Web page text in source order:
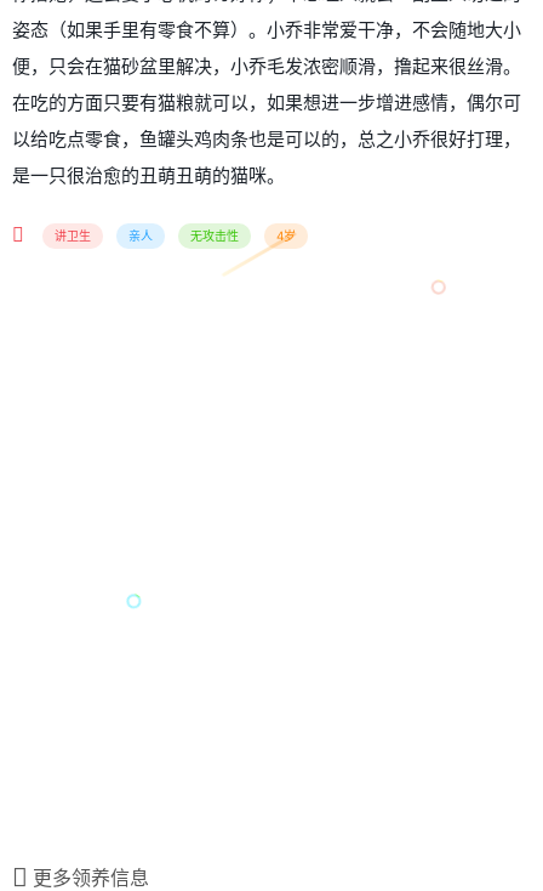
姿态（如果手里有零食不算）。小乔非常爱干净，不会随地大小
便，只会在猫砂盆里解决，小乔毛发浓密顺滑，撸起来很丝滑。
在吃的方面只要有猫粮就可以，如果想进一步增进感情，偶尔可
以给吃点零食，鱼罐头鸡肉条也是可以的，总之小乔很好打理，
是一只很治愈的丑萌丑萌的猫咪。
讲卫生 亲人 无攻击性 4岁
更多领养信息